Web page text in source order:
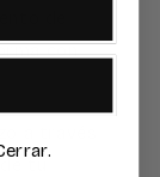
de
con
tu